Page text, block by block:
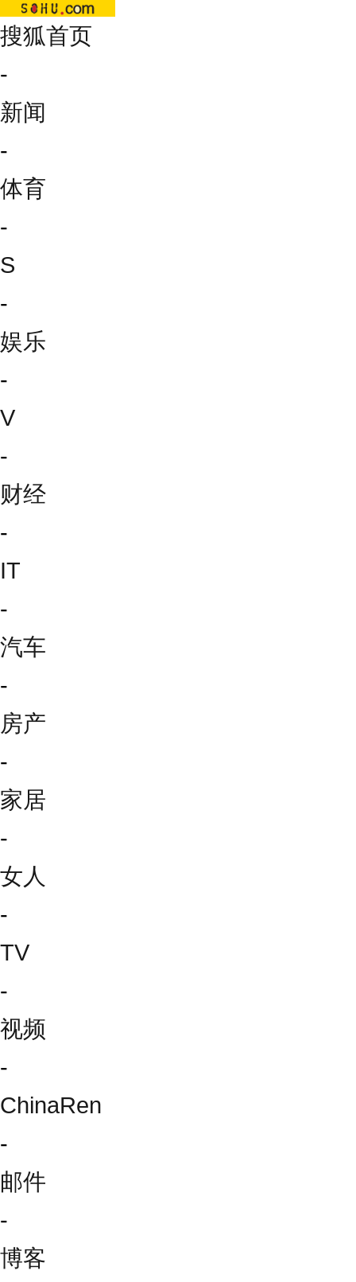
搜狐首页
-
新闻
-
体育
-
S
-
娱乐
-
V
-
财经
-
IT
-
汽车
-
房产
-
家居
-
女人
-
TV
-
视频
-
ChinaRen
-
邮件
-
博客